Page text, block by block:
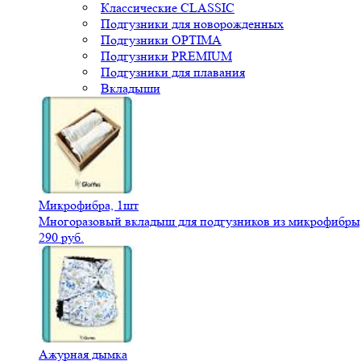
Классические CLASSIC
Подгузники для новорожденных
Подгузники OPTIMA
Подгузники PREMIUM
Подгузники для плавания
Вкладыши
Микрофибра, 1шт
Многоразовый вкладыш для подгузников из
290 руб.
Ажурная дымка